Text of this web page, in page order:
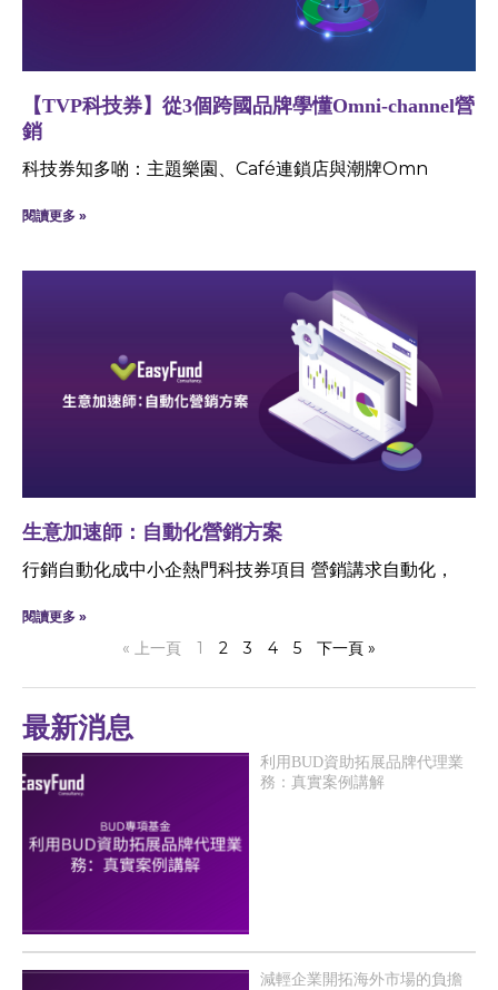
【TVP科技券】從3個跨國品牌學懂Omni-channel營
銷
科技券知多啲：主題樂園、Café連鎖店與潮牌Omn
閱讀更多 »
生意加速師：自動化營銷方案
行銷自動化成中小企熱門科技券項目 營銷講求自動化，
閱讀更多 »
« 上一頁 1 2 3 4 5 下一頁 »
最新消息
利用BUD資助拓展品牌代理業
務：真實案例講解
減輕企業開拓海外市場的負擔